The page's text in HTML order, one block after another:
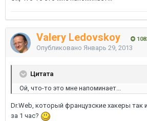
Valery Ledovskoy
Опубликовано Январь 29, 2013
Цитата
Ой, что-то это мне напоминает...
Dr.Web, который французские хакеры так
за 1 час?